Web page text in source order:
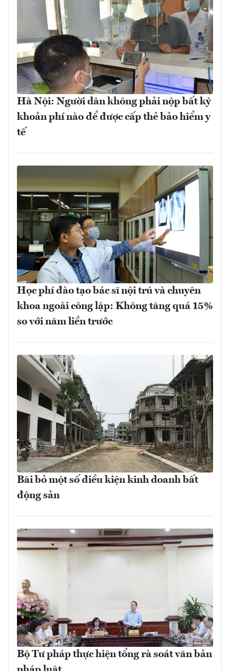
Hà Nội: Người dân không phải nộp bất kỳ
khoản phí nào để được cấp thẻ bảo hiểm y
tế
Học phí đào tạo bác sĩ nội trú và chuyên
khoa ngoài công lập: Không tăng quá 15%
so với năm liền trước
Bãi bỏ một số điều kiện kinh doanh bất
động sản
Bộ Tư pháp thực hiện tổng rà soát văn bản